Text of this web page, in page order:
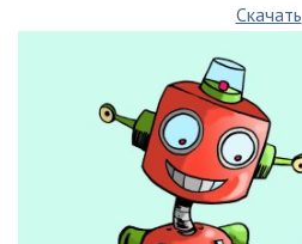
Скачать